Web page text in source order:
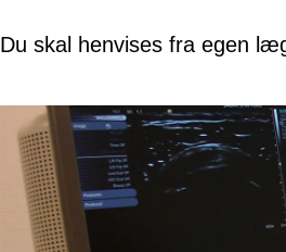
Du skal henvises fra egen